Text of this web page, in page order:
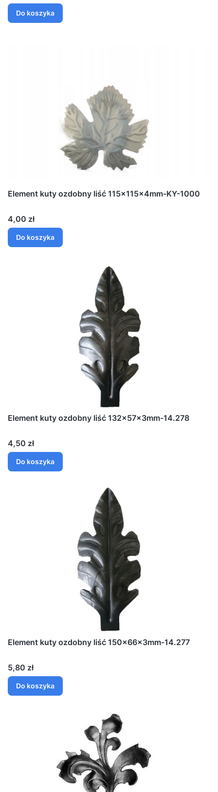
Do koszyka
Element kuty ozdobny liść 115x115x4mm-KY-1000
Cena
4,00 zł
Do koszyka
Element kuty ozdobny liść 132x57x3mm-14.278
Cena
4,50 zł
Do koszyka
Element kuty ozdobny liść 150x66x3mm-14.277
Cena
5,80 zł
Do koszyka